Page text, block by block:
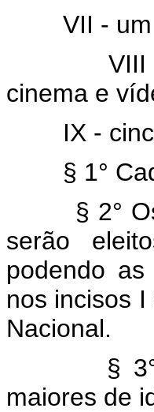
VII - um
VIII - um
cinema e
IX - cinco
§ 1° Cada
§ 2° Os
serão
podendo
nos incisos
Nacional.
§ 3° Os
maiores de